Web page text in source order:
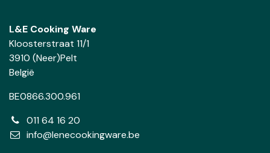
L&E Cooking Ware
Kloosterstraat 11/1
3910 (Neer)Pelt
België
BE0866.300.961
011 64 16 20
info@lenecookingware.be